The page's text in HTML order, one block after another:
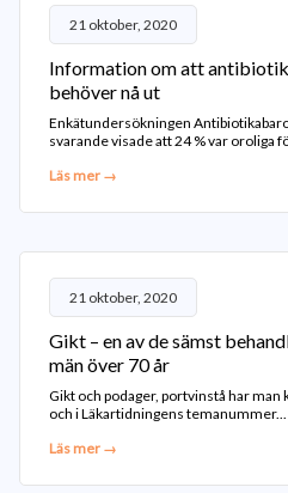
21 oktober, 2020
Information om att
behöver nå ut
Enkätundersökningen
svarande visade att 24 % var oroliga
Läs mer →
21 oktober, 2020
Gikt – en av de sämst
män över 70 år
Gikt och podager, portvinstå har
och i Läkartidningens temanummer...
Läs mer →